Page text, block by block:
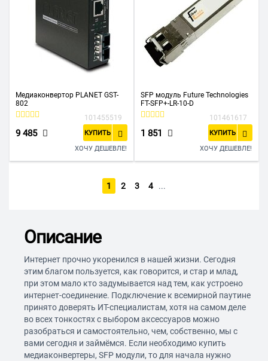
Медиаконвертор PLANET GST-
802
101455519
9 485 КУПИТЬ
ХОЧУ ДЕШЕВЛЕ!
SFP модуль Future Technologies
FT-SFP+-LR-10-D
101461617
1 851 КУПИТЬ
ХОЧУ ДЕШЕВЛЕ!
1 2 3 4 ...
Описание
Интернет прочно укоренился в нашей жизни. Сегодня
этим благом пользуется, как говорится, и стар и млад,
при этом мало кто задумывается над тем, как устроено
интернет-соединение. Подключение к всемирной паутине
принято доверять ИТ-специалистам, хотя на самом деле
во всех тонкостях с выбором аксессуаров можно
разобраться и самостоятельно, чем, собственно, мы с
вами сегодня и займёмся. Если необходимо купить
медиаконвертеры, SFP модули, то для начала нужно